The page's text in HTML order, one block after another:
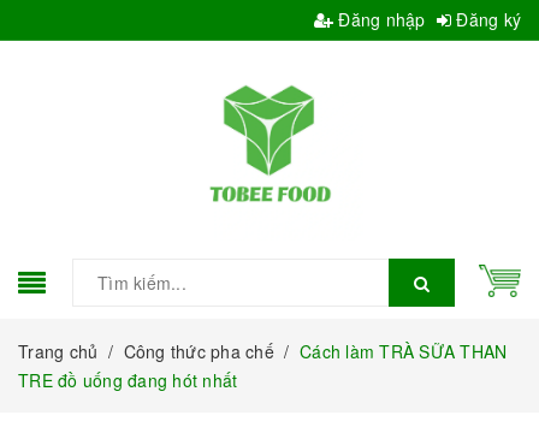
Đăng nhập Đăng ký
Trang chủ / Công thức pha chế / Cách làm TRÀ SỮA THAN
TRE đồ uống đang hót nhất